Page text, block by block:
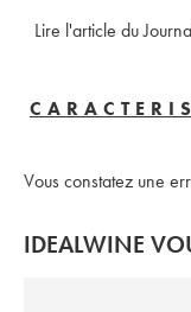
Lire l'article du
Vous constatez une
IDEALWINE